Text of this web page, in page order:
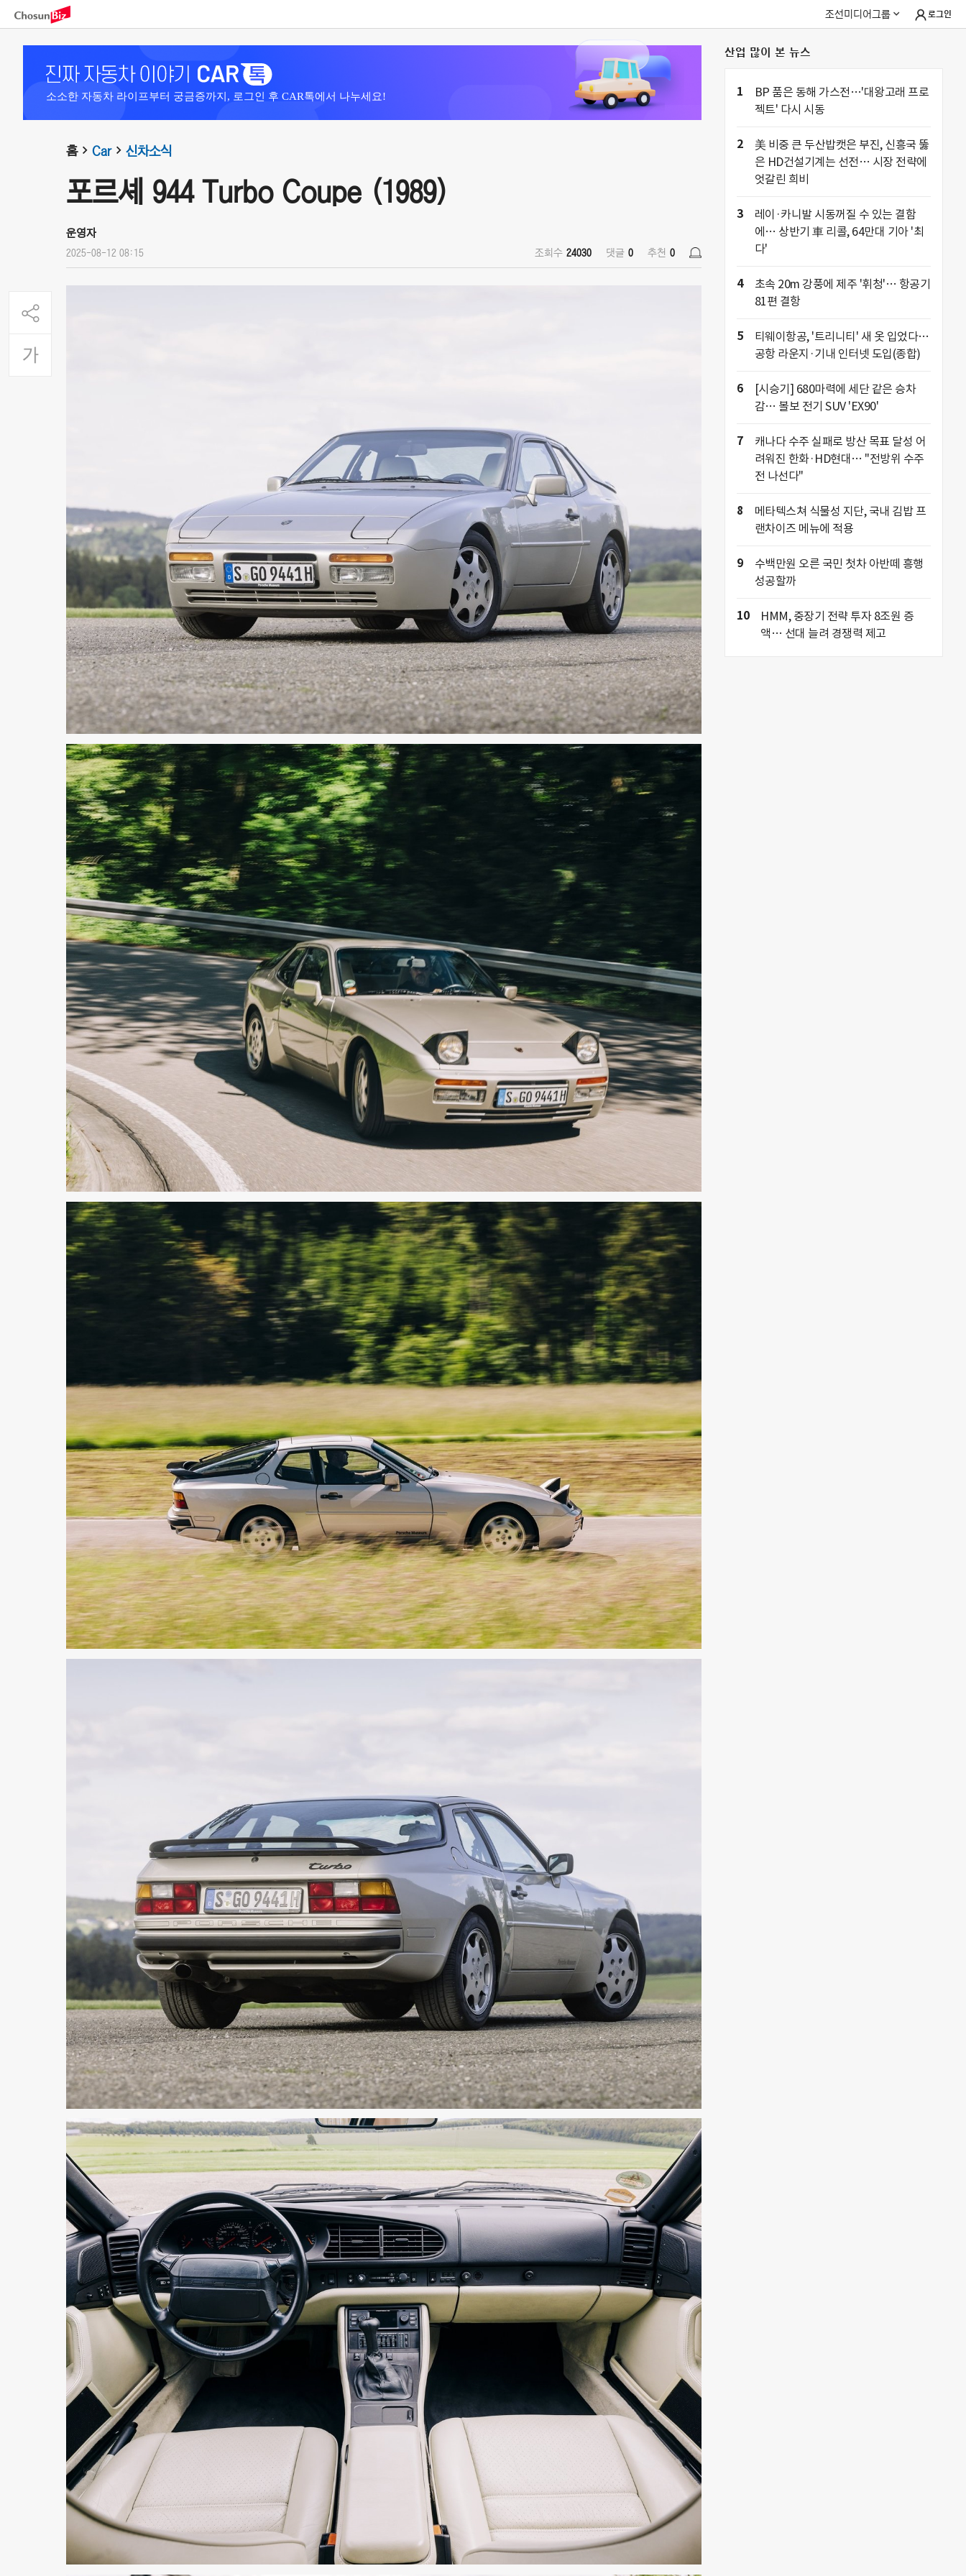
조선미디어그룹 로그인
소소한 자동차 라이프부터 궁금증까지, 로그인 후 CAR톡에서 나누세요!
홈 Car 신차소식
포르셰 944 Turbo Coupe (1989)
운영자
2025-08-12 08:15 조회수 24030 댓글 0 추천 0
산업 많이 본 뉴스